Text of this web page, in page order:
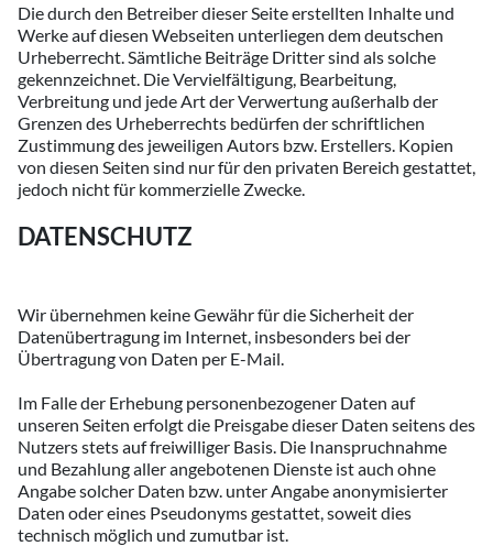
Die durch den Betreiber dieser Seite erstellten Inhalte und
Werke auf diesen Webseiten unterliegen dem deutschen
Urheberrecht. Sämtliche Beiträge Dritter sind als solche
gekennzeichnet. Die Vervielfältigung, Bearbeitung,
Verbreitung und jede Art der Verwertung außerhalb der
Grenzen des Urheberrechts bedürfen der schriftlichen
Zustimmung des jeweiligen Autors bzw. Erstellers. Kopien
von diesen Seiten sind nur für den privaten Bereich gestattet,
jedoch nicht für kommerzielle Zwecke.
DATENSCHUTZ
Wir übernehmen keine Gewähr für die Sicherheit der
Datenübertragung im Internet, insbesonders bei der
Übertragung von Daten per E-Mail.
Im Falle der Erhebung personenbezogener Daten auf
unseren Seiten erfolgt die Preisgabe dieser Daten seitens des
Nutzers stets auf freiwilliger Basis. Die Inanspruchnahme
und Bezahlung aller angebotenen Dienste ist auch ohne
Angabe solcher Daten bzw. unter Angabe anonymisierter
Daten oder eines Pseudonyms gestattet, soweit dies
technisch möglich und zumutbar ist.